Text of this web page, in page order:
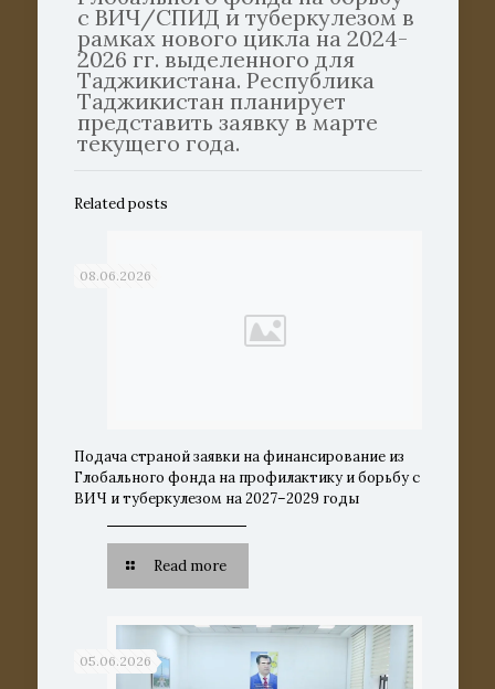
с ВИЧ/СПИД и туберкулезом в
рамках нового цикла на 2024-
2026 гг. выделенного для
Таджикистана. Республика
Таджикистан планирует
представить заявку в марте
текущего года.
Related posts
08.06.2026
Подача страной заявки на финансирование из
Глобального фонда на профилактику и борьбу с
ВИЧ и туберкулезом на 2027–2029 годы
Read more
05.06.2026